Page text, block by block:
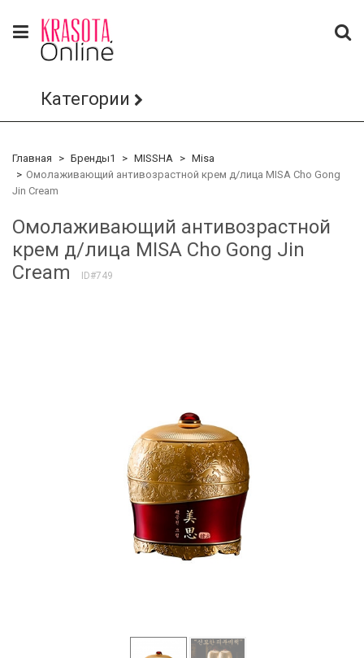
Категории
Главная Бренды1 MISSHA
Misa
Омолаживающий антивозрастной крем д/лица MISA Cho Gong
Jin Cream
Омолаживающий антивозрастной
крем д/лица MISA Cho Gong Jin
Cream
ID#749